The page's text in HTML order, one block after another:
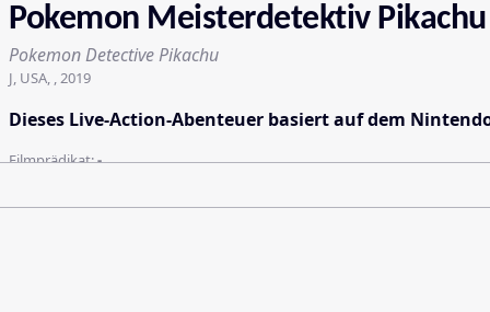
Pokemon Meisterdetektiv Pikachu
Pokemon Detective Pikachu
J, USA, , 2019
Dieses Live-Action-Abenteuer basiert auf dem
Filmprädikat:-